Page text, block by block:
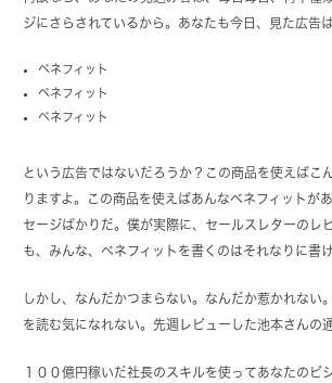
ジにさらされているから。あなたも今日、見た広告
ベネフィット
ベネフィット
ベネフィット
という広告ではないだろうか？この商品を使えばこ
りますよ。この商品を使えばあんなベネフィットが
セージばかりだ。僕が実際に、セールスレターのレ
も、みんな、ベネフィットを書くのはそれなりに書け
しかし、なんだかつまらない。なんだか惹かれない
を読む気になれない。先週レビューした池本さんの
１００億円稼いだ社長のスキルを使ってあなたのビ